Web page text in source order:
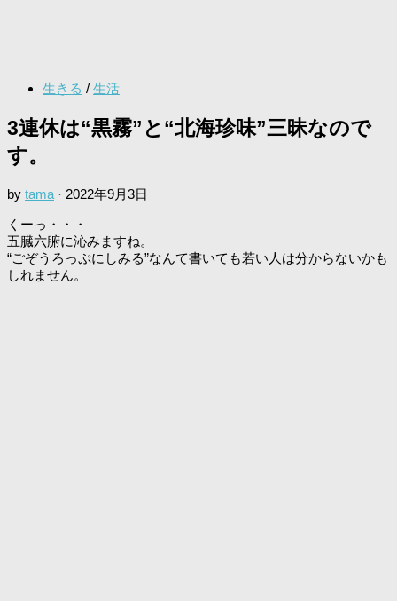
生きる / 生活
3連休は“黒霧”と“北海珍味”三昧なので
す。
by tama · 2022年9月3日
くーっ・・・
五臓六腑に沁みますね。
“ごぞうろっぷにしみる”なんて書いても若い人は分からないかも
しれません。